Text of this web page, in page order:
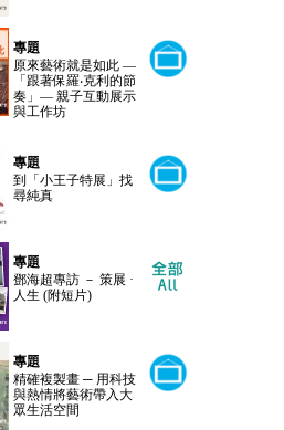
專題
原來藝術就是如此 —
「跟著保羅‧克利的節
奏」— 親子互動展示
與工作坊
專題
到「小王子特展」找
尋純真
專題
鄧海超專訪 － 策展 ·
人生 (附短片)
專題
精確複製畫 ─ 用科技
與熱情將藝術帶入大
眾生活空間